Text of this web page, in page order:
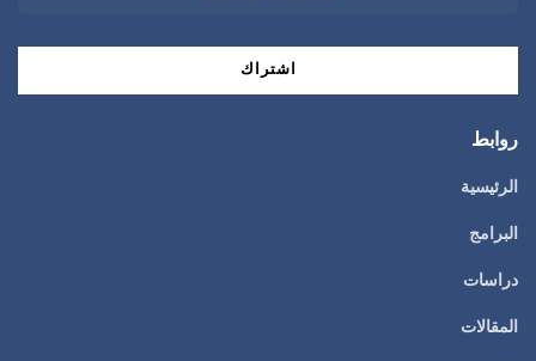
روابط
الرئيسية
البرامج
دراسات
المقالات